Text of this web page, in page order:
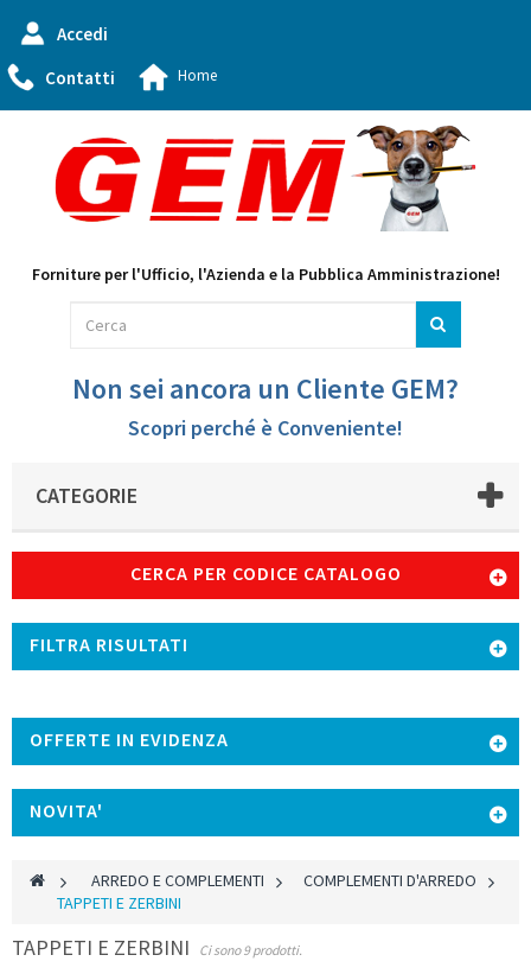
Accedi
Contatti
Home
Forniture per l'Ufficio, l'Azienda e la Pubblica Amministrazione!
Non sei ancora un Cliente GEM?
Scopri perché è Conveniente!
CATEGORIE
CERCA PER CODICE CATALOGO
FILTRA RISULTATI
OFFERTE IN EVIDENZA
NOVITA'
> ARREDO E COMPLEMENTI >
COMPLEMENTI D'ARREDO
TAPPETI E ZERBINI
TAPPETI E ZERBINI Ci sono 9 prodotti.